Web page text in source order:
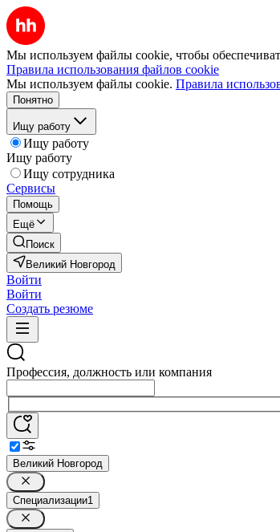
Мы используем файлы cookie, чтобы
Правила использования файлов cookie
Мы используем файлы cookie. Правила
Понятно
Ищу работу
Ищу работу
Ищу работу
Ищу сотрудника
Сервисы
Помощь
Ещё
Поиск
Великий Новгород
Войти
Войти
Создать резюме
Профессия, должность или компания
Великий Новгород
Специализации1